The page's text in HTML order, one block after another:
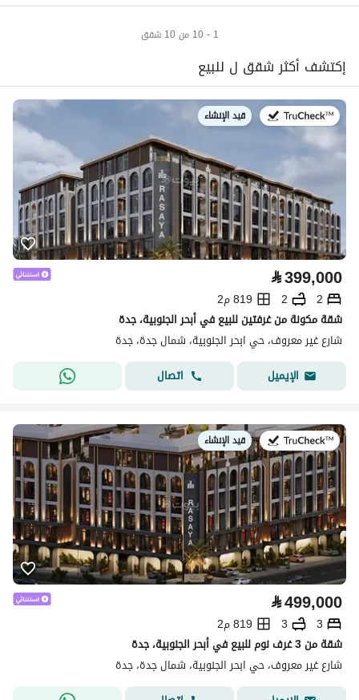
1 - 10 من 10 شقق
إكتشف أكثر شقق ل للبيع
في:قيد الإنشاء
⃁399,000
2
2
819 م2
شقة مكونة من غرفتين للبيع في أبحر الجنوبية، جدة
شارع غير معروف، حي ابحر الجنوبية، شمال جدة، جدة
الإيميل
اتصال
في:قيد الإنشاء
⃁499,000
3
3
819 م2
شقة من 3 غرف نوم للبيع في أبحر الجنوبية، جدة
شارع غير معروف، حي ابحر الجنوبية، شمال جدة، جدة